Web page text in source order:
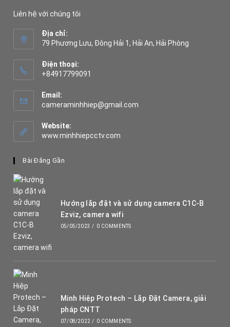
Liên hệ với chúng tôi
Địa chỉ:
79 Phương Lưu, Đông Hải 1, Hải An, Hải Phòng
Điện thoại:
+84917799091
in
Email:
cameraminhhiep@gmail.com
Website:
www.minhhiepcctv.com
Bài Đăng Gần
Hướng lắp đặt và sử dụng camera C1C-B
Ezviz, camera wifi
05/05/2023 / 0 COMMENTS
Minh Hiệp Protech – Lắp Đặt Camera, giải
pháp CNTT
07/08/2022 / 0 COMMENTS